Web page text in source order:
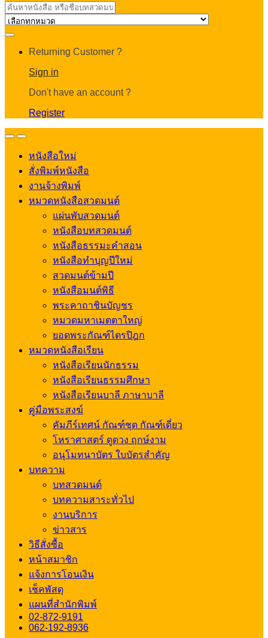
Search
for:
Returning Customer ?
Sign in
Don't have an account ?
Register
OpenClose
หนังสือใหม่
สั่งพิมพ์หนังสือ
งานจ้างพิมพ์
หมวดหนังสือสวดมนต์
แผ่นพับสวดมนต์
หนังสือบทสวดมนต์
หนังสือธรรมะคำสอน
หนังสือทำบุญปีใหม่
สวดมนต์ข้ามปี
หนังสือมนต์พิธี
พระคาถาชินบัญชร
หมวดมหาเมตตาใหญ่
ยอดพระกัณฑ์ไตรปิฎก
หมวดหนังสือเรียน
หนังสือเรียนนักธรรม
หนังสือเรียนธรรมศึกษา
หนังสือเรียนบาลี ภาษาบาลี
คู่มือพระสงฆ์
คัมภีร์เทศน์ กัณฑ์ชุด กัณฑ์เดี่ยว
โหราศาสตร์ ดูดวง ฤกษ์งาม
อนุโมทนาบัตร ใบบัตรสำคัญ
บทความ
บทสวดมนต์
บทความสาระทั่วไป
งานบริการ
ข่าวสาร
วิธีสั่งซื้อ
หน้าสมาชิก
แจ้งการโอนเงิน
เช็คพัสดุ
แผนที่สำนักพิมพ์
02-872-9191
062-192-8936